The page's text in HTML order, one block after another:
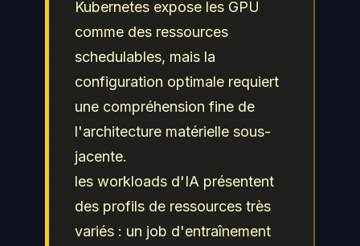
Kubernetes expose les GPU
comme des ressources
schedulables, mais la
configuration optimale requiert
une compréhension fine de
l'architecture matérielle sous-
jacente.
les workloads d'IA présentent
des profils de ressources très
variés : un job d'entraînement